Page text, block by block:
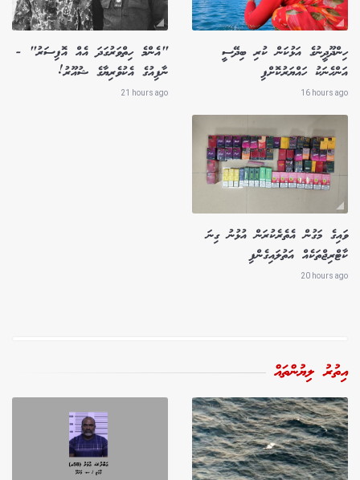
ހިންދޫދީނުގެ އަޅުކަން ކުރި ބިދޭސީ
އަންހެނަކު ހައްޔަރުކޮށްފި
16 hours ago
"އެންމެ ހިތްވަރުގަދަ އެއް އޮފިސަރު" -
ނާފިއުގެ އެކުވެރިޔާގެ ޝުއޫރު!
21 hours ago
ވައިގެ މަގުން އެތެރެކުރަން އުޅުނު ގިނަ
ކާޓްރިޖްތަކެއް އަތުލައިގެންފި
20 hours ago
އިތުރު ލިޔުންތައް